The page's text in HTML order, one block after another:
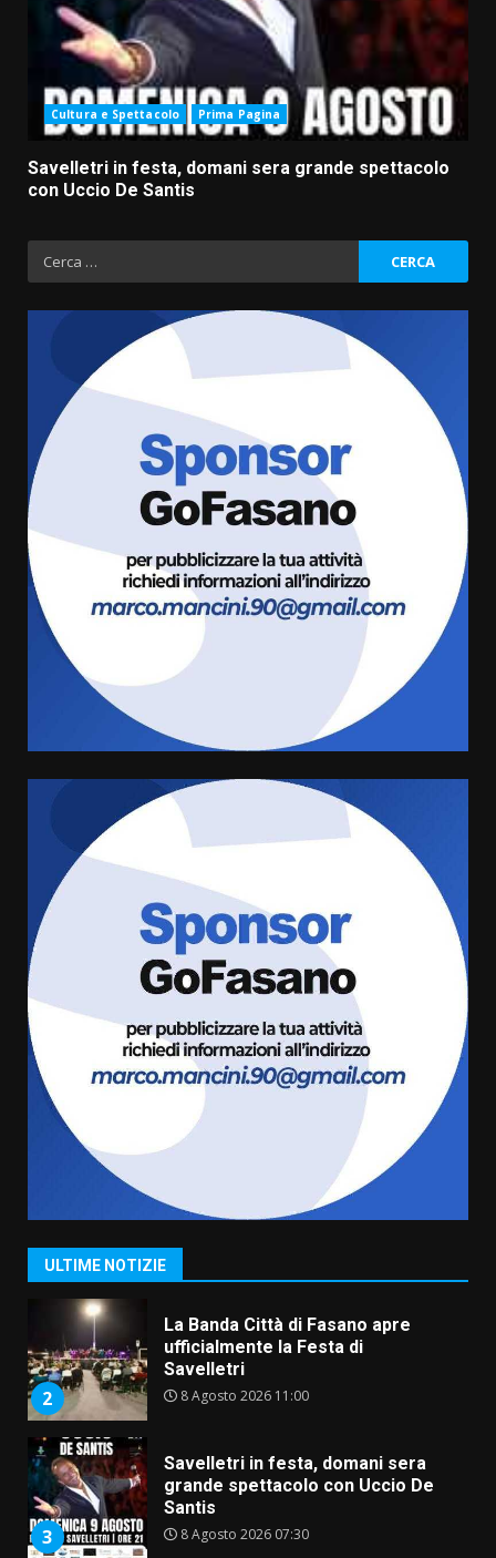
Cultura e Spettacolo Prima Pagina
Savelletri in festa, domani sera grande spettacolo
con Uccio De Santis
Ricerca
per:
ULTIME NOTIZIE
3
Savelletri in festa, domani sera
grande spettacolo con Uccio De
8 Agosto 2026 07:30
Politiche Giovanili e Mobilità
Sostenibile: premiati gli studenti
universitari del bando “La strada
giusta”
8 Agosto 2026 07:15
“I Contestatori: Musica di
Rivoluzione”: nuovo
appuntamento con “Fasano in
amarezza per esclusione dal
campionato di calcio”
7 Agosto 2026 06:00
Fasanese ferito a colpi di arma
da fuoco
6 Agosto 2026 18:13
Serie D, l’Us Fasano non molla e
conferma di voler ricorrere per
ottenere l’iscrizione
8 Agosto 2026 19:55
2
La Banda Città di Fasano apre
ufficialmente la Festa di
3
Savelletri in festa, domani sera
grande spettacolo con Uccio De
Santis
8 Agosto 2026 07:30
4
Politiche Giovanili e Mobilità
Sostenibile: premiati gli studenti
universitari del bando “La strada
giusta”
8 Agosto 2026 07:15